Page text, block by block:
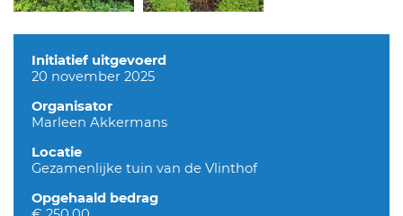
Initiatief uitgevoerd
20 november 2025
Organisator
Marleen Akkermans
Locatie
Gezamenlijke tuin van de Vlinthof
Opgehaald bedrag